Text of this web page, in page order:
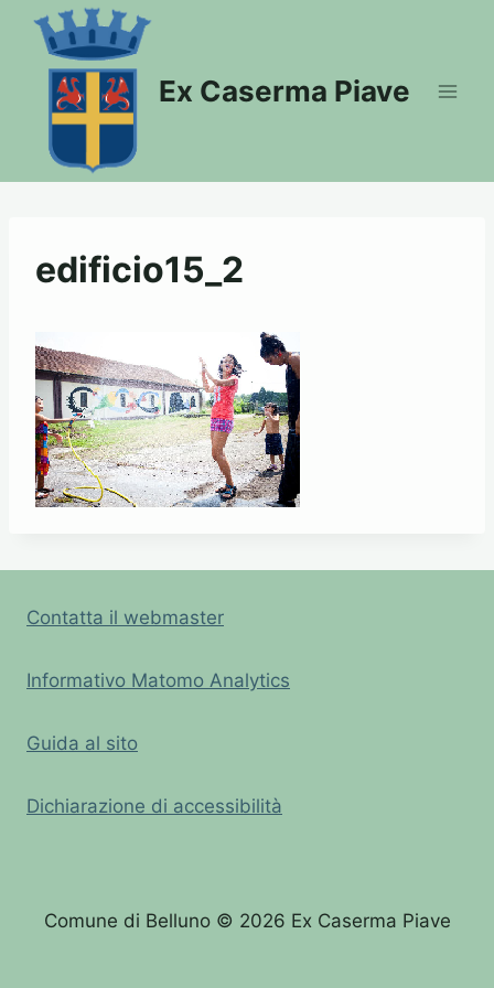
Salta
contenuto
Ex Caserma Piave
edificio15_2
Contatta il webmaster
Informativo Matomo Analytics
Guida al sito
Dichiarazione di accessibilità
Comune di Belluno © 2026 Ex Caserma Piave